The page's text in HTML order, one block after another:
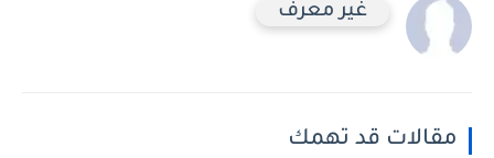
غير معرف
مقالات قد تهمك